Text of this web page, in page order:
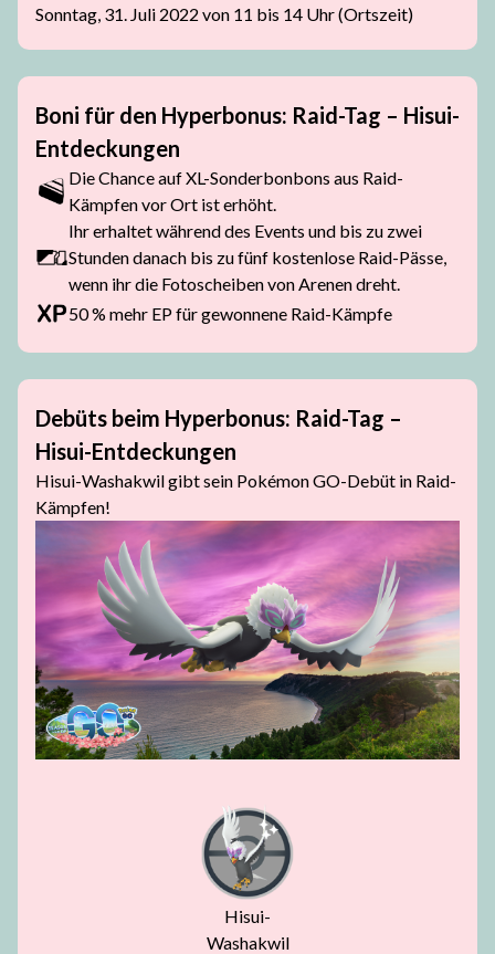
Sonntag, 31. Juli 2022 von 11 bis 14 Uhr (Ortszeit)
Boni für den Hyperbonus: Raid-Tag – Hisui-
Entdeckungen
Die Chance auf XL-Sonderbonbons aus Raid-
Kämpfen vor Ort ist erhöht.
Ihr erhaltet während des Events und bis zu zwei
Stunden danach bis zu fünf kostenlose Raid-Pässe,
wenn ihr die Fotoscheiben von Arenen dreht.
50 % mehr EP für gewonnene Raid-Kämpfe
Debüts beim Hyperbonus: Raid-Tag –
Hisui-Entdeckungen
Hisui-Washakwil gibt sein Pokémon GO-Debüt in Raid-
Kämpfen!
Hisui-
Washakwil